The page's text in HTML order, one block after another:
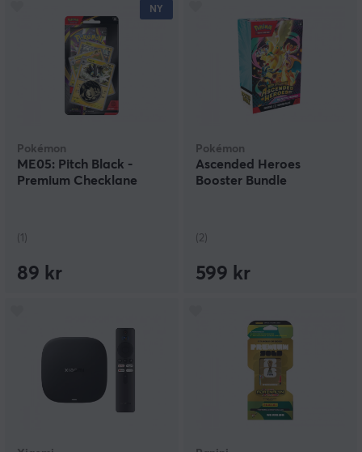
NY
Pokémon
ME05: Pitch Black -
Premium Checklane
(1)
89 kr
Pokémon
Ascended Heroes
Booster Bundle
(2)
599 kr